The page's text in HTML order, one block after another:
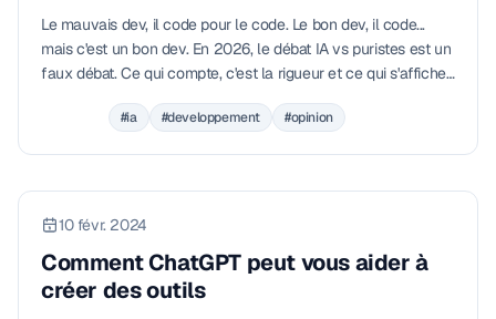
Le mauvais dev, il code pour le code. Le bon dev, il code...
mais c'est un bon dev. En 2026, le débat IA vs puristes est un
faux débat. Ce qui compte, c'est la rigueur et ce qui s'affiche
#ia #developpement #opinion
10 févr. 2024
Comment ChatGPT peut vous aider à
créer des outils